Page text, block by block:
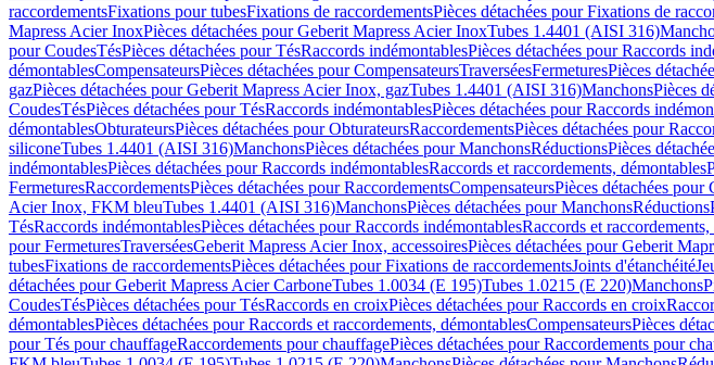
raccordementsFixations pour tubesFixations de raccordementsPièces détachées pour Fixations de
Mapress Acier InoxPièces détachées pour Geberit Mapress Acier InoxTubes 1.4401 (AISI 316)
pour CoudesTésPièces détachées pour TésRaccords indémontablesPièces détachées pour Raccords
démontablesCompensateursPièces détachées pour CompensateursTraverséesFermeturesPièces
gazPièces détachées pour Geberit Mapress Acier Inox, gazTubes 1.4401 (AISI 316)ManchonsPièces
CoudesTésPièces détachées pour TésRaccords indémontablesPièces détachées pour Raccords
démontablesObturateursPièces détachées pour ObturateursRaccordementsPièces détachées pour
siliconeTubes 1.4401 (AISI 316)ManchonsPièces détachées pour ManchonsRéductionsPièces
indémontablesPièces détachées pour Raccords indémontablesRaccords et raccordements, démontables
FermeturesRaccordementsPièces détachées pour RaccordementsCompensateursPièces détachées pour
Acier Inox, FKM bleuTubes 1.4401 (AISI 316)ManchonsPièces détachées pour ManchonsRéductions
TésRaccords indémontablesPièces détachées pour Raccords indémontablesRaccords et
pour FermeturesTraverséesGeberit Mapress Acier Inox, accessoiresPièces détachées pour Geberit
tubesFixations de raccordementsPièces détachées pour Fixations de raccordementsJoints d'étanchéité
détachées pour Geberit Mapress Acier CarboneTubes 1.0034 (E 195)Tubes 1.0215 (E 220)Manchons
CoudesTésPièces détachées pour TésRaccords en croixPièces détachées pour Raccords en croix
démontablesPièces détachées pour Raccords et raccordements, démontablesCompensateursPièces
pour Tés pour chauffageRaccordements pour chauffagePièces détachées pour Raccordements pour